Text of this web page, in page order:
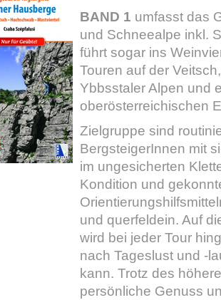
BAND 1 umfasst das
und Schneealpe inkl.
führt sogar ins
Touren auf der
Ybbsstaler Alpen und
oberösterreichischen
Zielgruppe sind
BergsteigerInnen mit
im ungesicherten
Kondition und
und querfeldein. Auf
wird bei jeder Tour
nach Tageslust und -
kann. Trotz des
persönliche Genuss